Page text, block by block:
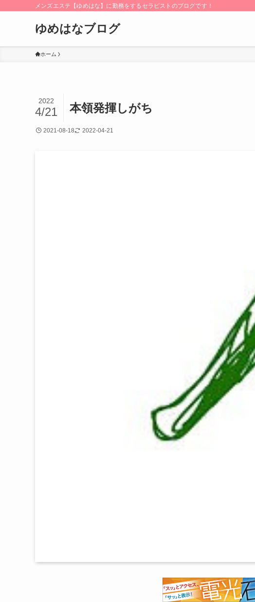
メンズエステ【ゆめはな】に勤務をするセラピストのブログです！
ゆめはなブログ
ホーム
本領発揮しがち
2022
4/21
2021-08-18 2022-04-21